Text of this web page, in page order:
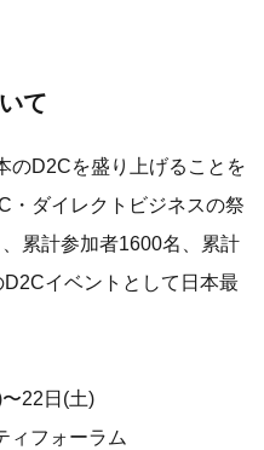
て
のD2Cを盛り上げることを
・ダイレクトビジネスの祭
累計参加者1600名、累計
イベントとして日本最
22日(土)
ィフォーラム